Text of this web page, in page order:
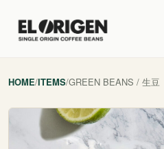
HOME/ITEMS/GREEN BEANS / 生豆